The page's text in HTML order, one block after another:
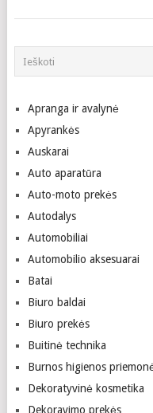
Apranga ir avalynė
Apyrankės
Auskarai
Auto aparatūra
Auto-moto prekės
Autodalys
Automobiliai
Automobilio aksesuarai
Batai
Biuro baldai
Biuro prekės
Buitinė technika
Burnos higienos
Dekoratyvinė kosmetika
Dekoravimo prekės